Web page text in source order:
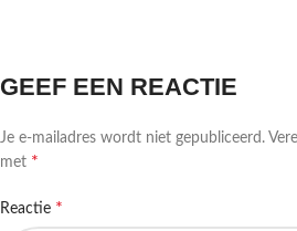
GEEF EEN REACTIE
Je e-mailadres wordt niet gepubliceerd.
met *
Reactie *